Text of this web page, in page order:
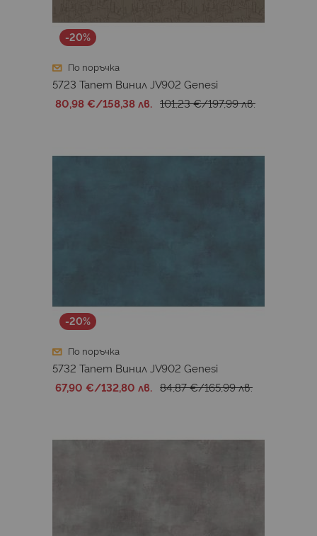
-20%
По поръчка
5723 Тапет Винил JV902 Genesi
80,98 €/158,38 лв. 101,23 €/197,99 лв.
-20%
По поръчка
5732 Тапет Винил JV902 Genesi
67,90 €/132,80 лв. 84,87 €/165,99 лв.